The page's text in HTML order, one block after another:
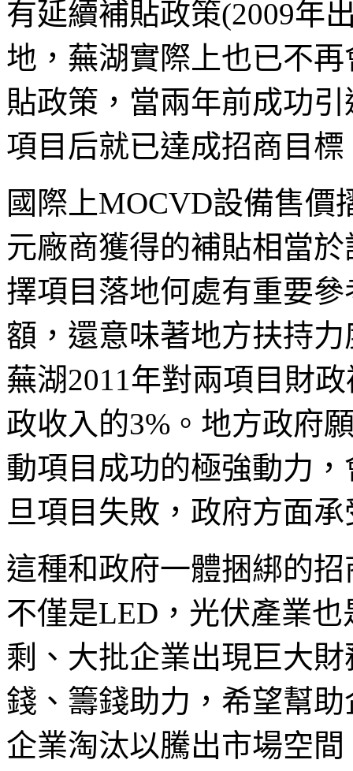
有延續補貼政策(2009年
地，蕪湖實際上也已不
貼政策，當兩年前成功
項目后就已達成招商目標
國際上MOCVD設備售價
元廠商獲得的補貼相當
擇項目落地何處有重要
額，還意味著地方扶持
蕪湖2011年對兩項目財
政收入的3%。地方政府
動項目成功的極強動力
旦項目失敗，政府方面
這種和政府一體捆綁的
不僅是LED，光伏產業
剩、大批企業出現巨大
錢、籌錢助力，希望幫
企業淘汰以騰出市場空